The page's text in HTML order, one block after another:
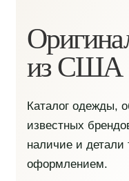
из США
Каталог одежды,
известных
наличие и детали
оформлением.